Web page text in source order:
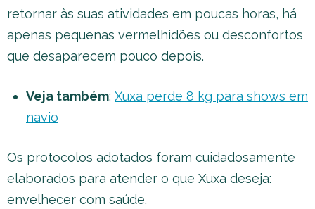
retornar às suas atividades em poucas horas, há
apenas pequenas vermelhidões ou desconfortos
que desaparecem pouco depois.
Veja também: Xuxa perde 8 kg para shows em
navio
Os protocolos adotados foram cuidadosamente
elaborados para atender o que Xuxa deseja:
envelhecer com saúde.